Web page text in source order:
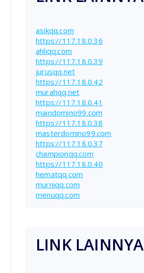
asikqq.com
https://117.18.0.36
ahliqq.com
https://117.18.0.39
jurusqq.net
https://117.18.0.42
murahqq.net
https://117.18.0.41
maindomino99.com
https://117.18.0.38
masterdomino99.com
https://117.18.0.37
championqq.com
https://117.18.0.40
hematqq.com
murniqq.com
menuqq.com
LINK LAINNYA